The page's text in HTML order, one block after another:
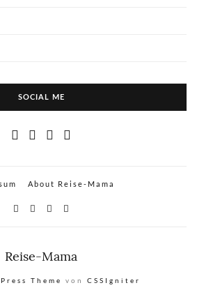
SOCIAL ME
About Reise-Mama
Reise-Mama
Theme von CSSIgniter